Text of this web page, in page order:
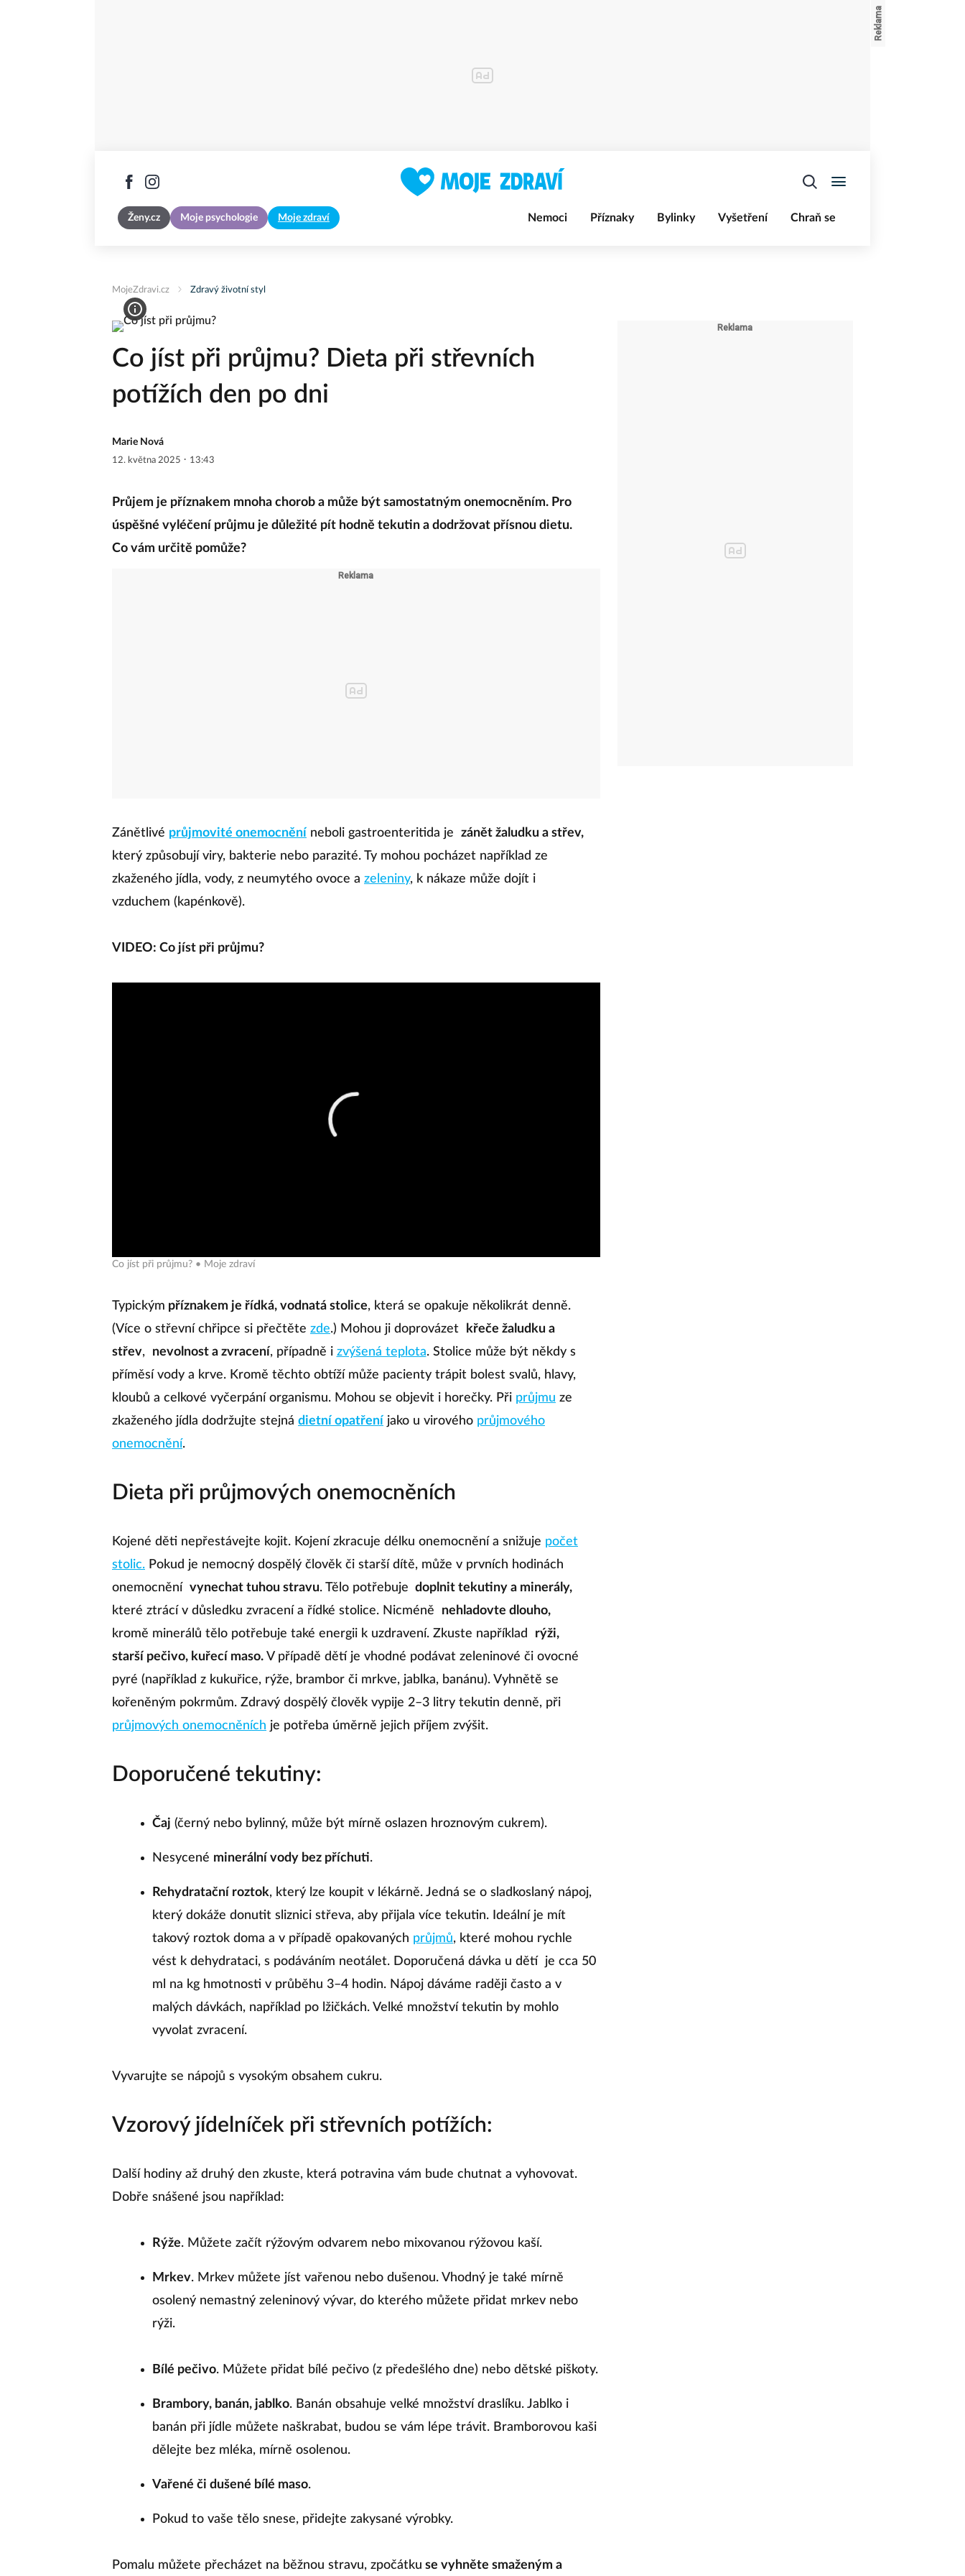
Ženy.cz Moje psychologie Moje zdraví Nemoci Příznaky Bylinky Vyšetření Chraň se
MojeZdravi.cz Zdravý životní styl
Co jíst při průjmu? Dieta při střevních
potížích den po dni
Marie Nová
12. května 2025 · 13:43
Průjem je příznakem mnoha chorob a může být samostatným onemocněním. Pro
úspěšné vyléčení průjmu je důležité pít hodně tekutin a dodržovat přísnou dietu.
Co vám určitě pomůže?
Zánětlivé průjmovité onemocnění neboli gastroenteritida je
zánět žaludku a střev,
který způsobují viry, bakterie nebo parazité. Ty mohou pocházet například ze
zkaženého jídla, vody, z neumytého ovoce a zeleniny, k nákaze může dojít i
vzduchem (kapénkově).
VIDEO: Co jíst při průjmu?
Co jíst při průjmu? • Moje zdraví
Typickým příznakem je řídká, vodnatá stolice, která se opakuje několikrát denně.
(Více o střevní chřipce si přečtěte zde.) Mohou ji doprovázet
křeče žaludku a
střev, nevolnost a zvracení, případně i zvýšená teplota. Stolice může být někdy s
příměsí vody a krve. Kromě těchto obtíží může pacienty trápit bolest svalů, hlavy,
kloubů a celkové vyčerpání organismu. Mohou se objevit i horečky. Při průjmu ze
zkaženého jídla dodržujte stejná dietní opatření jako u virového průjmového
onemocnění.
Dieta při průjmových onemocněních
Kojené děti nepřestávejte kojit. Kojení zkracuje délku onemocnění a snižuje počet
stolic. Pokud je nemocný dospělý člověk či starší dítě, může v prvních hodinách
onemocnění
vynechat tuhou stravu. Tělo potřebuje doplnit tekutiny a minerály,
které ztrácí v důsledku zvracení a řídké stolice. Nicméně
nehladovte dlouho,
kromě minerálů tělo potřebuje také energii k uzdravení. Zkuste například
rýži,
starší pečivo, kuřecí maso. V případě dětí je vhodné podávat zeleninové či ovocné
pyré (například z kukuřice, rýže, brambor či mrkve, jablka, banánu). Vyhnětě se
kořeněným pokrmům. Zdravý dospělý člověk vypije 2–3 litry tekutin denně, při
průjmových onemocněních je potřeba úměrně jejich příjem zvýšit.
Doporučené tekutiny:
Čaj (černý nebo bylinný, může být mírně oslazen hroznovým cukrem).
Nesycené minerální vody bez příchuti.
Rehydratační roztok, který lze koupit v lékárně. Jedná se o sladkoslaný nápoj,
který dokáže donutit sliznici střeva, aby přijala více tekutin. Ideální je mít
takový roztok doma a v případě opakovaných průjmů, které mohou rychle
vést k dehydrataci, s podáváním neotálet. Doporučená dávka u dětí je cca 50
ml na kg hmotnosti v průběhu 3–4 hodin. Nápoj dáváme raději často a v
malých dávkách, například po lžičkách. Velké množství tekutin by mohlo
vyvolat zvracení.
Vyvarujte se nápojů s vysokým obsahem cukru.
Vzorový jídelníček při střevních potížích:
Další hodiny až druhý den zkuste, která potravina vám bude chutnat a vyhovovat.
Dobře snášené jsou například:
Rýže. Můžete začít rýžovým odvarem nebo mixovanou rýžovou kaší.
Mrkev. Mrkev můžete jíst vařenou nebo dušenou. Vhodný je také mírně
osolený nemastný zeleninový vývar, do kterého můžete přidat mrkev nebo
rýži.
Bílé pečivo. Můžete přidat bílé pečivo (z předešlého dne) nebo dětské piškoty.
Brambory, banán, jablko. Banán obsahuje velké množství draslíku. Jablko i
banán při jídle můžete naškrabat, budou se vám lépe trávit. Bramborovou kaši
dělejte bez mléka, mírně osolenou.
Vařené či dušené bílé maso.
Pokud to vaše tělo snese, přidejte zakysané výrobky.
Pomalu můžete přecházet na běžnou stravu, zpočátku se vyhněte smaženým a